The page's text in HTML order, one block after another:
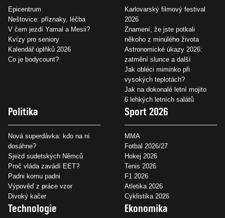
Epicentrum
Neštovice: příznaky, léčba
V čem jezdí Yamal a Mesii?
Kvízy pro seniory
Kalendář úplňků 2026
Co je bodycount?
Karlovarský filmový festival
2026
Znamení, že jste potkali
někoho z minulého života
Astronomické úkazy 2026:
zatmění slunce a další
Jak obléci miminko při
vysokých teplotách?
Jak na dokonalé letní mojito
6 lehkých letních salátů
Politika
Nová superdávka: kdo na ní
dosáhne?
Sjezd sudetských Němců
Proč vláda zavádí EET?
Padni komu padni
Výpověď z práce vzor
Divoký kačer
Sport 2026
MMA
Fotbal 2026/27
Hokej 2026
Tenis 2026
F1 2026
Atletika 2026
Cyklistika 2026
Technologie Ekonomika